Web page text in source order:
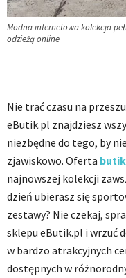
Modna internetowa kolekcja
odzieżą online
Nie trać czasu na
eButik.pl znajdziesz
niezbędne do tego, by
zjawiskowo. Oferta butik
najnowszej kolekcji
dzień ubierasz się
zestawy? Nie czekaj,
sklepu eButik.pl i wrzuć
w bardzo atrakcyjnych
dostępnych w